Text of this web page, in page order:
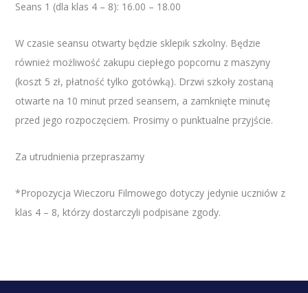
Seans 1 (dla klas 4 – 8): 16.00 – 18.00
W czasie seansu otwarty będzie sklepik szkolny. Będzie
również możliwość zakupu ciepłego popcornu z maszyny
(koszt 5 zł, płatność tylko gotówką). Drzwi szkoły zostaną
otwarte na 10 minut przed seansem, a zamknięte minutę
przed jego rozpoczęciem. Prosimy o punktualne przyjście.
Za utrudnienia przepraszamy
*Propozycja Wieczoru Filmowego dotyczy jedynie uczniów z
klas 4 – 8, którzy dostarczyli podpisane zgody.